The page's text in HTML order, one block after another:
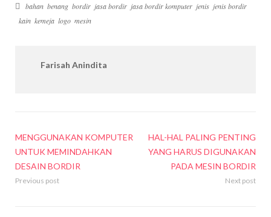
bahan benang bordir jasa bordir jasa bordir komputer jenis jenis bordir
kain kemeja logo mesin
Farisah Anindita
MENGGUNAKAN KOMPUTER
UNTUK MEMINDAHKAN
DESAIN BORDIR
Previous post
HAL-HAL PALING PENTING
YANG HARUS DIGUNAKAN
PADA MESIN BORDIR
Next post